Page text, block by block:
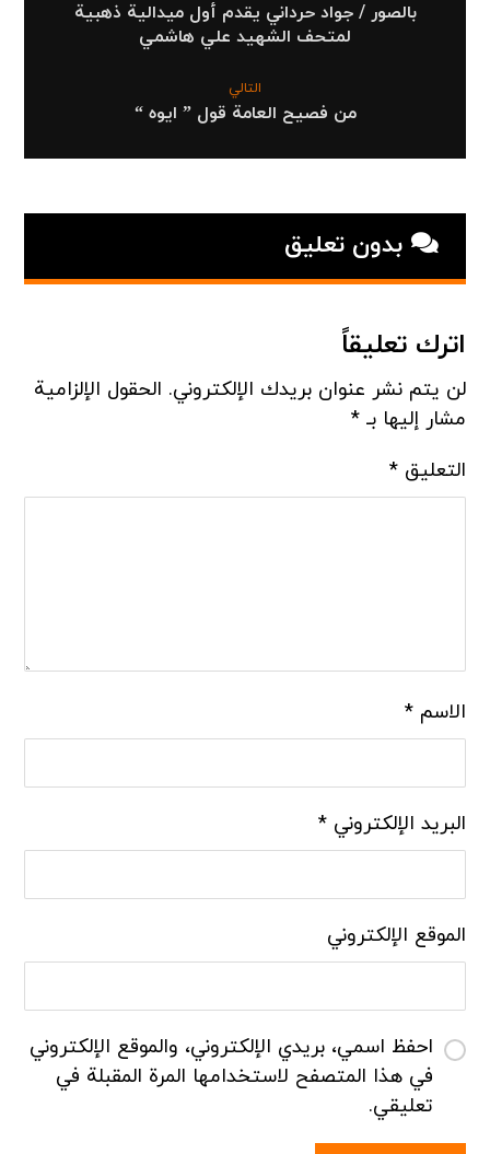
بالصور / جواد حرداني یقدم أول ميدالية ذهبية
لمتحف الشهيد علي هاشمي
التالي
من فصيح العامة قول ” ایوه “
بدون تعلیق
اترك تعليقاً
لن يتم نشر عنوان بريدك الإلكتروني. الحقول الإلزامية
مشار إليها بـ*
التعليق*
الاسم*
البريد الإلكتروني*
الموقع الإلكتروني
احفظ اسمي، بريدي الإلكتروني، والموقع الإلكتروني
في هذا المتصفح لاستخدامها المرة المقبلة في
تعليقي.